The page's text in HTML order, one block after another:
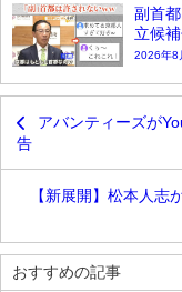
副首
立候
2026年8
アバンティーズが
告
【新展開】松本人志
おすすめの記事